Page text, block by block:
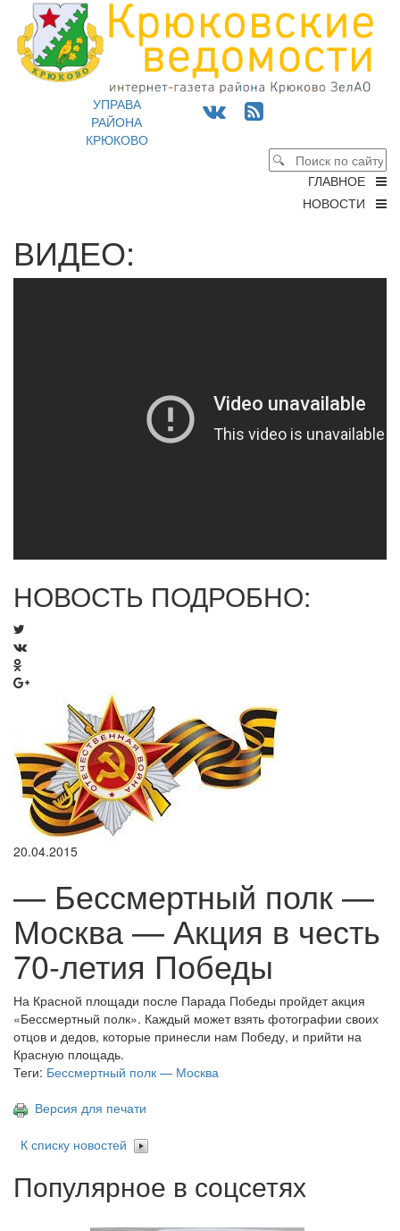
УПРАВА
РАЙОНА
КРЮКОВО
ГЛАВНОЕ
НОВОСТИ
ВИДЕО:
НОВОСТЬ ПОДРОБНО:
20.04.2015
— Бессмертный полк —
Москва — Акция в честь
70-летия Победы
На Красной площади после Парада Победы пройдет акция
«Бессмертный полк». Каждый может взять фотографии своих
отцов и дедов, которые принесли нам Победу, и прийти на
Красную площадь.
Теги: Бессмертный полк — Москва
Версия для печати
К списку новостей
Популярное в соцсетях